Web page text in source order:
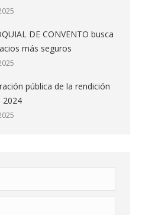
DE CONVENTO busca
más seguros
pública de la rendición
2024